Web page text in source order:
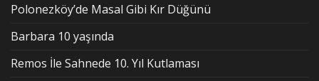
Polonezköy’de Masal Gibi Kır Düğünü
Barbara 10 yaşında
Remos İle Sahnede 10. Yıl Kutlaması